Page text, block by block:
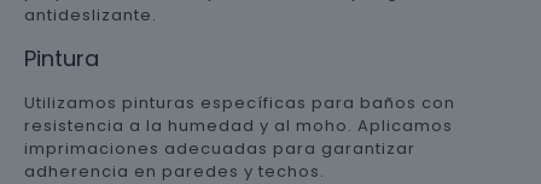
antideslizante.
Pintura
Utilizamos pinturas específicas para baños con
resistencia a la humedad y al moho. Aplicamos
imprimaciones adecuadas para garantizar
adherencia en paredes y techos.